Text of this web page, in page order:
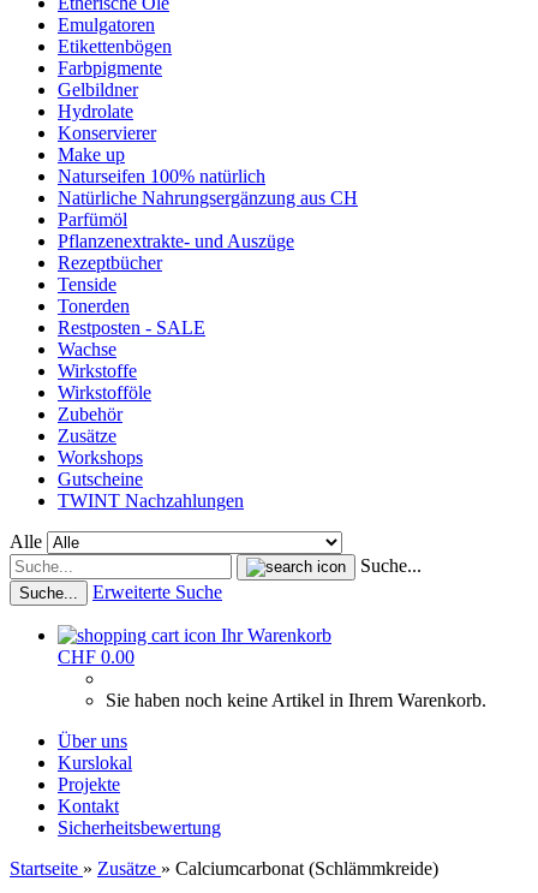
Emulgatoren
Etikettenbögen
Farbpigmente
Gelbildner
Hydrolate
Konservierer
Make up
Naturseifen 100% natürlich
Natürliche Nahrungsergänzung aus CH
Parfümöl
Pflanzenextrakte- und Auszüge
Rezeptbücher
Tenside
Tonerden
Restposten - SALE
Wachse
Wirkstoffe
Wirkstofföle
Zubehör
Zusätze
Workshops
Gutscheine
TWINT Nachzahlungen
Alle
Suche...
Suche... Erweiterte Suche
Ihr Warenkorb
CHF 0.00
Sie haben noch keine Artikel in Ihrem Warenkorb.
Über uns
Kurslokal
Projekte
Kontakt
Sicherheitsbewertung
Startseite » Zusätze » Calciumcarbonat (Schlämmkreide)